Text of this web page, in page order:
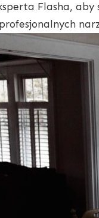
Flasha,